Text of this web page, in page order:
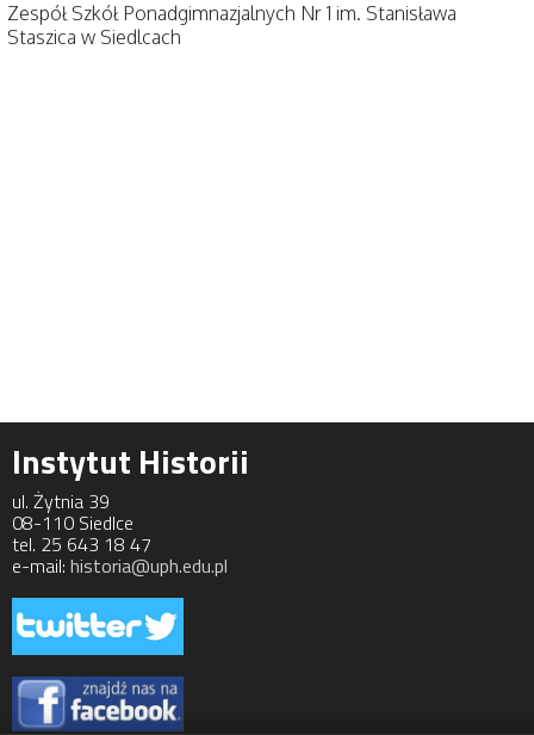
Zespół Szkół Ponadgimnazjalnych Nr 1 im. Stanisława
Staszica w Siedlcach
Instytut Historii
ul. Żytnia 39
08-110 Siedlce
tel. 25 643 18 47
e-mail: historia@uph.edu.pl